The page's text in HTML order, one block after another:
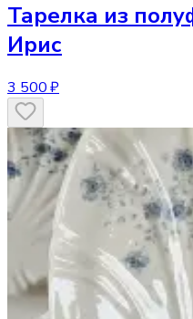
Тарелка из
Ирис
3 500 ₽